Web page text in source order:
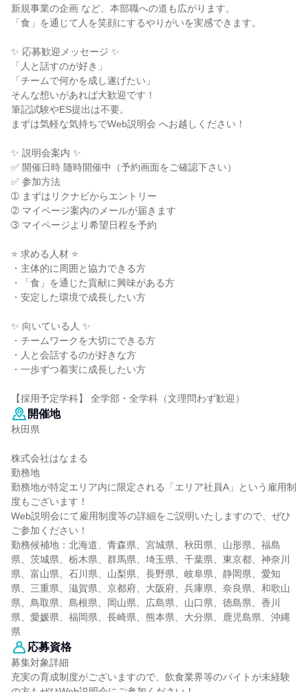
新規事業の企画 など、本部職への道も広がります。
「食」を通じて人を笑顔にするやりがいを実感できます。
✨ 応募歓迎メッセージ ✨
「人と話すのが好き」
「チームで何かを成し遂げたい」
そんな想いがあれば大歓迎です！
筆記試験やES提出は不要。
まずは気軽な気持ちでWeb説明会 へお越しください！
✨ 説明会案内 ✨
✅ 開催日時 随時開催中（予約画面をご確認下さい）
✅ 参加方法
➀ まずはリクナビからエントリー
➁ マイページ案内のメールが届きます
➂ マイページより希望日程を予約
⭐ 求める人材 ⭐
・主体的に周囲と協力できる方
・「食」を通じた貢献に興味がある方
・安定した環境で成長したい方
✨ 向いている人 ✨
・チームワークを大切にできる方
・人と会話するのが好きな方
・一歩ずつ着実に成長したい方
【採用予定学科】 全学部・全学科（文理問わず歓迎）
開催地
秋田県
株式会社はなまる
勤務地
勤務地が特定エリア内に限定される「エリア社員A」という雇用制
度もございます！
Web説明会にて雇用制度等の詳細をご説明いたしますので、ぜひ
ご参加ください！
勤務候補地：北海道、青森県、宮城県、秋田県、山形県、福島
県、茨城県、栃木県、群馬県、埼玉県、千葉県、東京都、神奈川
県、富山県、石川県、山梨県、長野県、岐阜県、静岡県、愛知
県、三重県、滋賀県、京都府、大阪府、兵庫県、奈良県、和歌山
県、鳥取県、島根県、岡山県、広島県、山口県、徳島県、香川
県、愛媛県、福岡県、長崎県、熊本県、大分県、鹿児島県、沖縄
県
応募資格
募集対象詳細
充実の育成制度がございますので、飲食業界等のバイトが未経験